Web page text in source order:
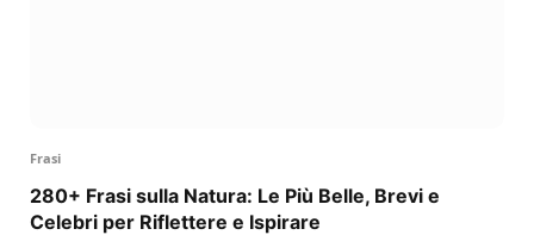
Frasi
280+ Frasi sulla Natura: Le Più Belle, Brevi e
Celebri per Riflettere e Ispirare